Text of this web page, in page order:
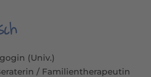
(Univ.)
/ Familientherapeutin